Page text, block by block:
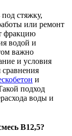
стяжку,
или ремонт
фракцию
водой и
важно
и условия
и
подход
воды и
В12,5?